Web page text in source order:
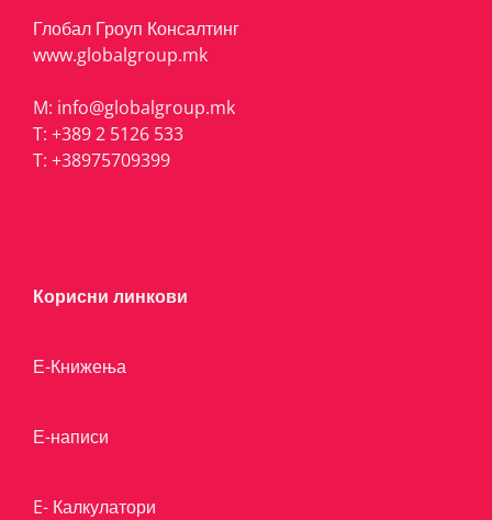
Глобал Гроуп Консалтинг
www.globalgroup.mk
M: info@globalgroup.mk
T: +389 2 5126 533
T: +38975709399
Корисни линкови
Е-Книжења
Е-написи
E- Калкулатори